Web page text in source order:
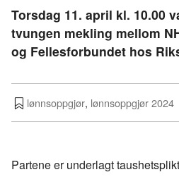
Torsdag 11. april kl. 10.00
tvungen mekling mellom
og Fellesforbundet hos
lønnsoppgjør, lønnsoppgjør 2024
Partene er underlagt